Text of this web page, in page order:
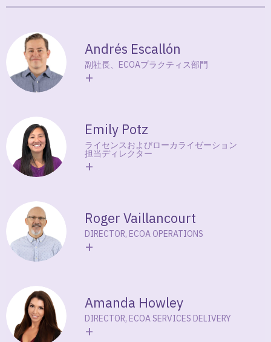
ロー、完全に制御されたプロセスによって、更に
患者の初回の試験来院時に
で、簡単に行うことができます。eCOA
たがるロジックを共有することで正確かつ完全な
データ収集が可能になります。また、治験実施施
設ユーザーは、患者のコンプライアンスをリアル
「プロセスはほとんどシームレスでした
一緒に仕事をした他のベンダーよりも優れていま
す。チームは、常に応答性が高く、知識があり、
治験の成功に献身しています。」
eCOA とIRT
のシームレスなアーキテクチャがもた
らす利点は何でしょうか？ それは、正確性、完全
性、そしてアクセシビリティです。eCOA
同じプラットフォーム上に構築されているため、
治験依頼者は施設での手動によるデータ入力を減
作成できます。これにより、エラーの削減、精度
およびデータインテグリティの向上、薬剤供給に
必要な情報を提供できる患者データをリアルタイ
ムに把握が可能となります。
す。
…
サーはSuvoda eCOAが治験参加者にとって使いや
すいと同時に、収集データの完全性を確保できる
と確信できます。」
Chryso Hadjidemetriou, PhD, Survey Research
臨床転帰データの収集は、観察者及び臨床医に
よって報告された転帰データを補完するために、
患者の手中、多くの場合は自宅での活動が増えて
います。そのため、患者、観察者、臨床医がeCOA
質問票や日誌とのインタラクションをシンプルに
スの中心に据えています。
ワークフローによるeCOA デバイスの初期設定も、
シンプルで安全なQRコードをダウンロードを通し
て管理されます。これは、患者により良い臨床試
験体験を提供し、より質の高いアウトカムデータ
なし。IRTシステムには、これらをはじめ、その他
います。
さらに、IRT アドホックレポート機能が
いても利用できるため、その場で独自の分析を構
築できます。ソフトウェアは当社のものですが、
データはお客様のものです。私たちの目標は、お
うために必要なものを提供することです。
「私は Suvodaを推薦します。なぜなら、Suvoda
は能力やスケジュールについて誠実であり、常に
高品質の製品を納品／維持し、一貫した、高性能
2023 年度： Suvoda顧客満足度調査
Andrés Escallón
副社長、ECOAプラクティス部門
+
Emily Potz
ライセンスおよびローカライゼーション
担当ディレクター
+
Roger Vaillancourt
DIRECTOR, ECOA OPERATIONS
+
Amanda Howley
DIRECTOR, ECOA SERVICES DELIVERY
+